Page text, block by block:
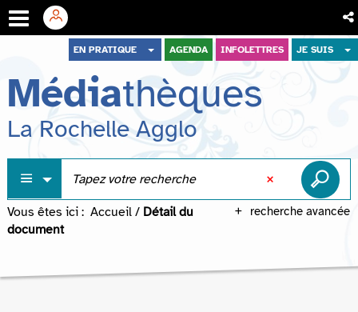
menu
contenu
recherche
EN PRATIQUE AGENDA INFOLETTRES JE SUIS
Médiathèques
La Rochelle Agglo
recherche avancée
Vous êtes ici : Accueil / Détail du
document